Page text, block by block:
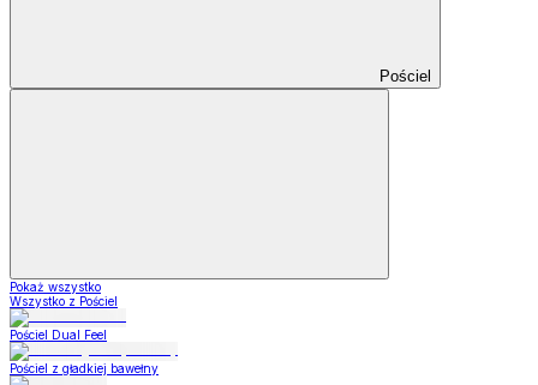
Pościel
Pokaż wszystko
Wszystko z Pościel
Pościel Dual Feel
Pościel z gładkiej bawełny